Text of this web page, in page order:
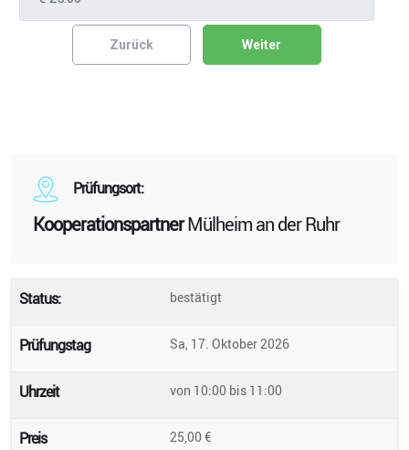
Zurück Weiter
Prüfungsort:
KooperationspartnerMülheim an der Ruhr
Status: bestätigt
Prüfungstag Sa, 17. Oktober 2026
Uhrzeit von 10:00 bis 11:00
Preis 25,00 €